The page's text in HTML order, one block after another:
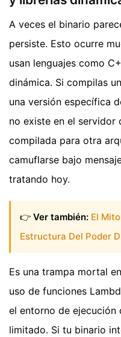
A veces el binario
persiste. Esto ocurre
usan lenguajes como
dinámica. Si compilas
una versión específica
no existe en el servidor
compilada para otra
camuflarse bajo
tratando hoy.
👉 Ver también: El
Estructura Del Poder
Es una trampa mortal
uso de funciones
el entorno de ejecución
limitado. Si tu binario